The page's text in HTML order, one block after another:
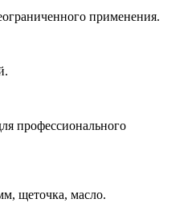
применения.
профессионального
щеточка, масло.